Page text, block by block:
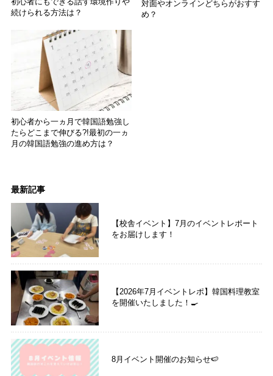
初心者にもできる話す環境作りや
続けられる方法は？
対面やオンラインどちらがおすす
め？
初心者から一ヵ月で韓国語勉強し
たらどこまで伸びる?!最初の一ヵ
月の韓国語勉強の進め方は？
最新記事
【校舎イベント】7月のイベントレポート
をお届けします！
【2026年7月イベントレポ】韓国料理教室
を開催いたしました！🍳
8月イベント開催のお知らせ🍉